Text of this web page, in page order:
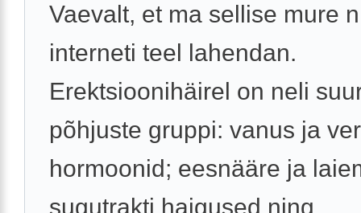
Vaevalt, et ma sellise mure
interneti teel lahendan.
Erektsioonihäirel on neli
põhjuste gruppi: vanus ja
hormoonid; eesnääre ja
sugutrakti haigused ning